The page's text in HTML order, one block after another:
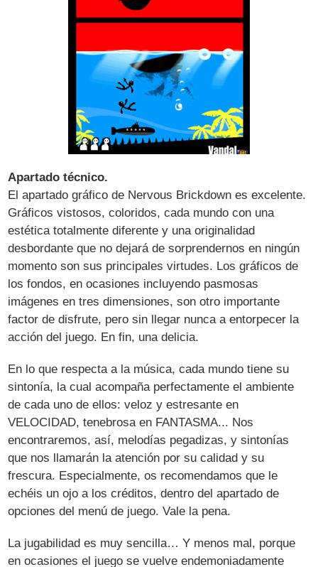
Apartado técnico.
El apartado gráfico de Nervous Brickdown es excelente.
Gráficos vistosos, coloridos, cada mundo con una
estética totalmente diferente y una originalidad
desbordante que no dejará de sorprendernos en ningún
momento son sus principales virtudes. Los gráficos de
los fondos, en ocasiones incluyendo pasmosas
imágenes en tres dimensiones, son otro importante
factor de disfrute, pero sin llegar nunca a entorpecer la
acción del juego. En fin, una delicia.
En lo que respecta a la música, cada mundo tiene su
sintonía, la cual acompaña perfectamente el ambiente
de cada uno de ellos: veloz y estresante en
VELOCIDAD, tenebrosa en FANTASMA... Nos
encontraremos, así, melodías pegadizas, y sintonías
que nos llamarán la atención por su calidad y su
frescura. Especialmente, os recomendamos que le
echéis un ojo a los créditos, dentro del apartado de
opciones del menú de juego. Vale la pena.
La jugabilidad es muy sencilla… Y menos mal, porque
en ocasiones el juego se vuelve endemoniadamente